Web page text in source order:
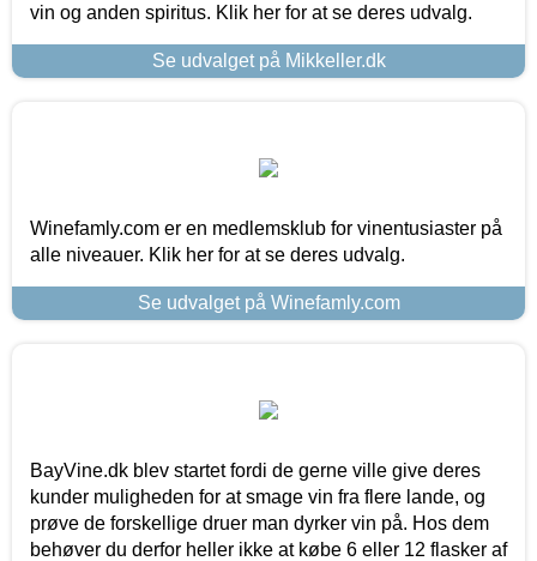
vin og anden spiritus. Klik her for at se deres udvalg.
Se udvalget på Mikkeller.dk
Winefamly.com er en medlemsklub for vinentusiaster på
alle niveauer. Klik her for at se deres udvalg.
Se udvalget på Winefamly.com
BayVine.dk blev startet fordi de gerne ville give deres
kunder muligheden for at smage vin fra flere lande, og
prøve de forskellige druer man dyrker vin på. Hos dem
behøver du derfor heller ikke at købe 6 eller 12 flasker af